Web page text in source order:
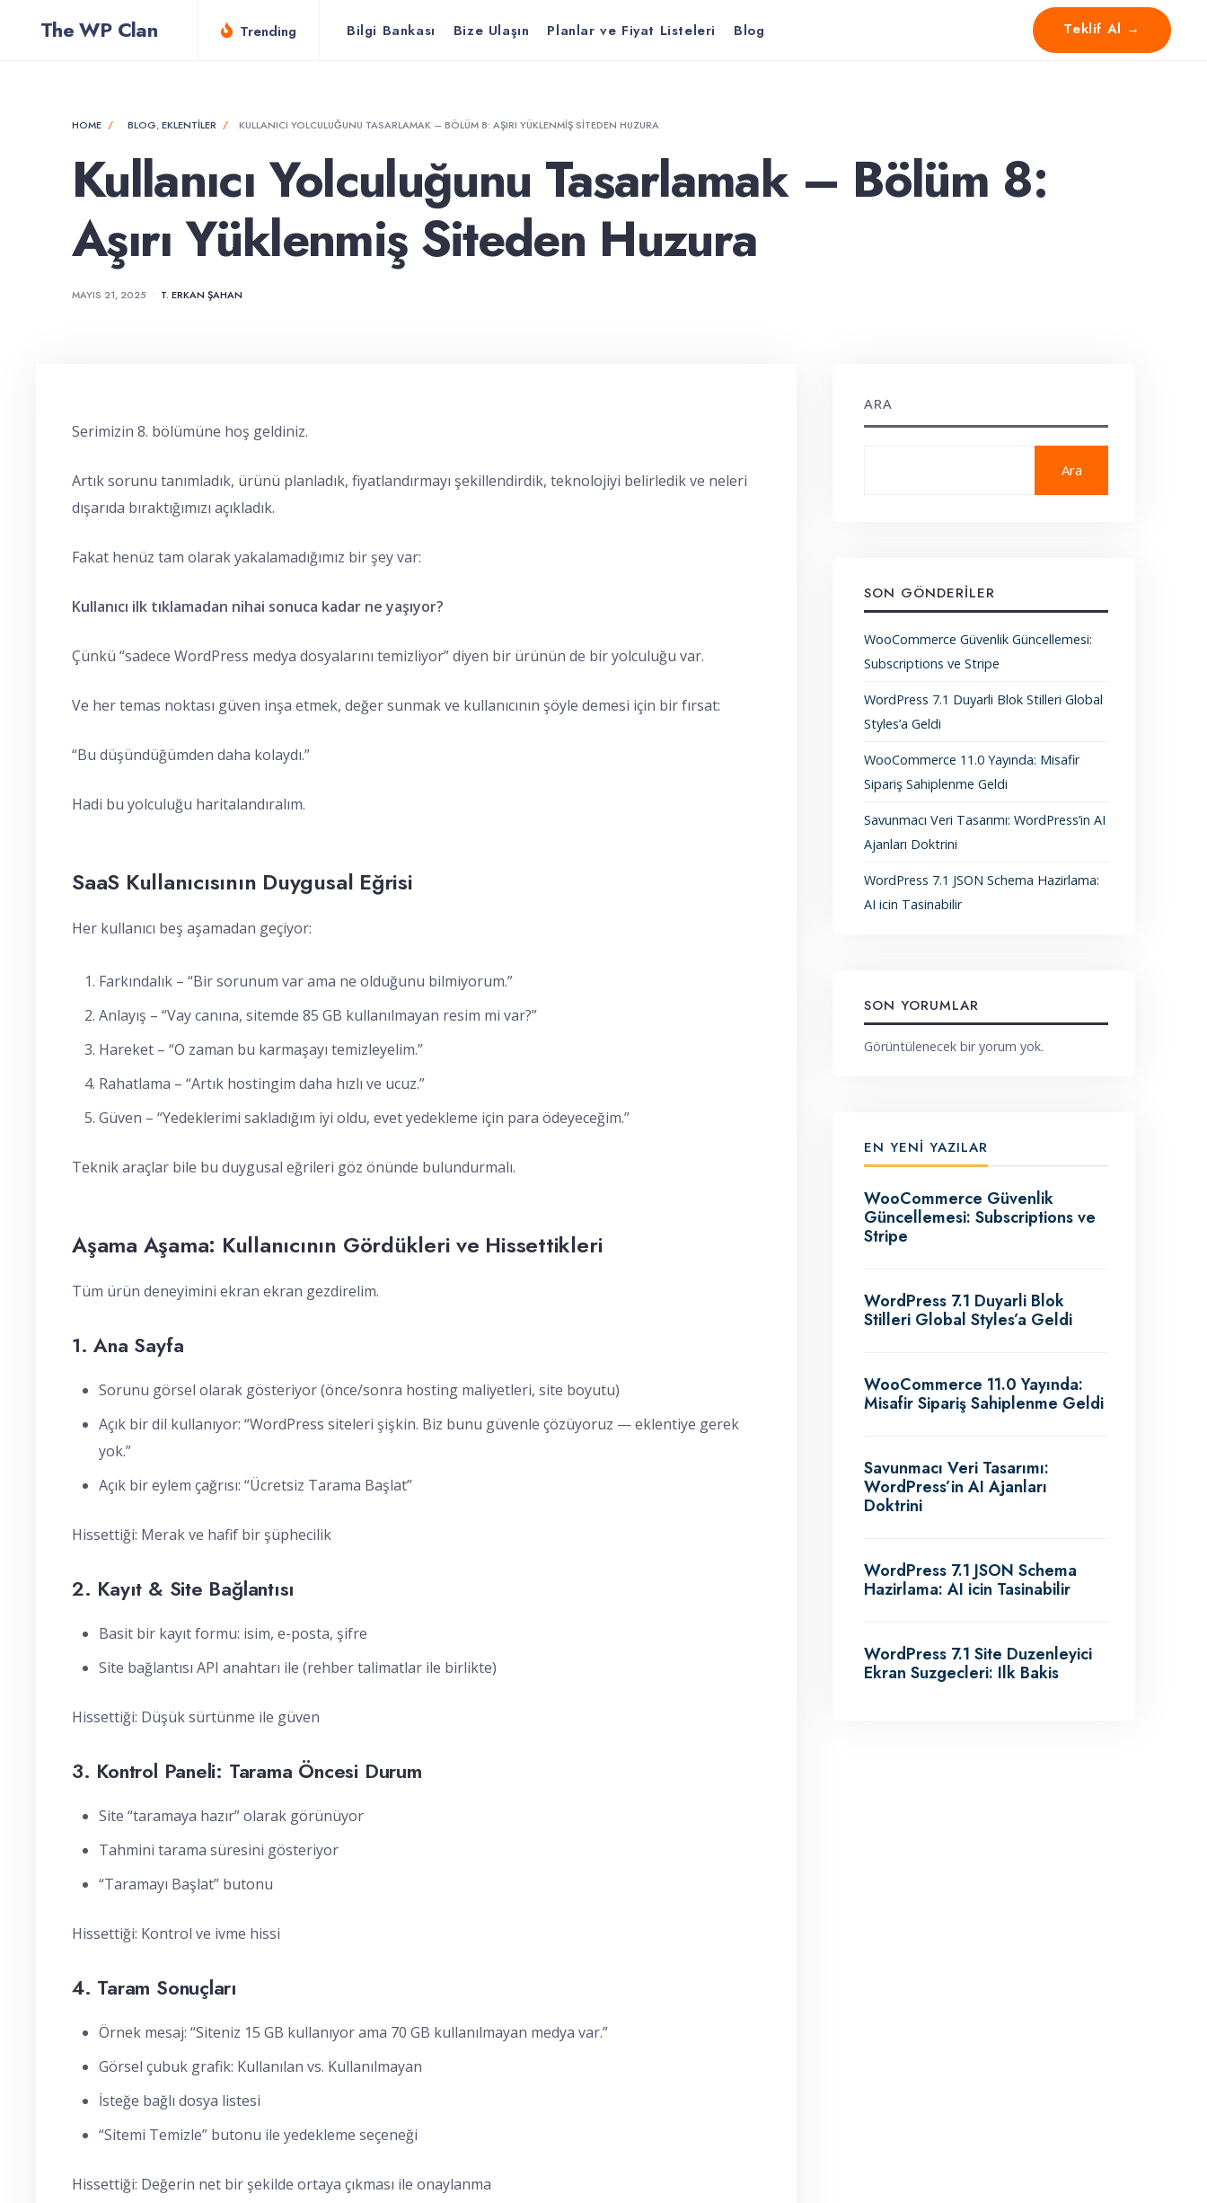
The WP Clan Trending Bilgi Bankası Bize Ulaşın Planlar ve Fiyat Listeleri Blog Teklif Al →
HOME BLOG,EKLENTILER KULLANICI YOLCULUĞUNU TASARLAMAK – BÖLÜM 8: AŞIRI YÜKLENMIŞ SITEDEN HUZURA
Kullanıcı Yolculuğunu Tasarlamak – Bölüm 8:
Aşırı Yüklenmiş Siteden Huzura
MAYIS 21, 2025 • T. ERKAN ŞAHAN
Serimizin 8. bölümüne hoş geldiniz.
Artık sorunu tanımladık, ürünü planladık, fiyatlandırmayı şekillendirdik, teknolojiyi belirledik ve neleri
dışarıda bıraktığımızı açıkladık.
Fakat henüz tam olarak yakalamadığımız bir şey var:
Kullanıcı ilk tıklamadan nihai sonuca kadar ne yaşıyor?
Çünkü “sadece WordPress medya dosyalarını temizliyor” diyen bir ürünün de bir yolculuğu var.
Ve her temas noktası güven inşa etmek, değer sunmak ve kullanıcının şöyle demesi için bir fırsat:
“Bu düşündüğümden daha kolaydı.”
Hadi bu yolculuğu haritalandıralım.
SaaS Kullanıcısının Duygusal Eğrisi
Her kullanıcı beş aşamadan geçiyor:
Farkındalık – “Bir sorunum var ama ne olduğunu bilmiyorum.”
Anlayış – “Vay canına, sitemde 85 GB kullanılmayan resim mi var?”
Hareket – “O zaman bu karmaşayı temizleyelim.”
Rahatlama – “Artık hostingim daha hızlı ve ucuz.”
Güven – “Yedeklerimi sakladığım iyi oldu, evet yedekleme için para ödeyeceğim.”
Teknik araçlar bile bu duygusal eğrileri göz önünde bulundurmalı.
Aşama Aşama: Kullanıcının Gördükleri ve Hissettikleri
Tüm ürün deneyimini ekran ekran gezdirelim.
1. Ana Sayfa
Sorunu görsel olarak gösteriyor (önce/sonra hosting maliyetleri, site boyutu)
Açık bir dil kullanıyor: “WordPress siteleri şişkin. Biz bunu güvenle çözüyoruz — eklentiye gerek
yok.”
Açık bir eylem çağrısı: “Ücretsiz Tarama Başlat”
Hissettiği: Merak ve hafif bir şüphecilik
2. Kayıt & Site Bağlantısı
Basit bir kayıt formu: isim, e-posta, şifre
Site bağlantısı API anahtarı ile (rehber talimatlar ile birlikte)
Hissettiği: Düşük sürtünme ile güven
3. Kontrol Paneli: Tarama Öncesi Durum
Site “taramaya hazır” olarak görünüyor
Tahmini tarama süresini gösteriyor
“Taramayı Başlat” butonu
Hissettiği: Kontrol ve ivme hissi
4. Taram Sonuçları
Örnek mesaj: “Siteniz 15 GB kullanıyor ama 70 GB kullanılmayan medya var.”
Görsel çubuk grafik: Kullanılan vs. Kullanılmayan
İsteğe bağlı dosya listesi
“Sitemi Temizle” butonu ile yedekleme seçeneği
Hissettiği: Değerin net bir şekilde ortaya çıkması ile onaylanma
ARA
Ara
SON GÖNDERILER
WooCommerce Güvenlik Güncellemesi:
Subscriptions ve Stripe
WordPress 7.1 Duyarli Blok Stilleri Global
Styles’a Geldi
WooCommerce 11.0 Yayında: Misafir
Sipariş Sahiplenme Geldi
Savunmacı Veri Tasarımı: WordPress’in AI
Ajanları Doktrini
WordPress 7.1 JSON Schema Hazirlama:
AI icin Tasinabilir
SON YORUMLAR
Görüntülenecek bir yorum yok.
EN YENI YAZILAR
WooCommerce Güvenlik
Güncellemesi: Subscriptions ve
Stripe
WordPress 7.1 Duyarli Blok
Stilleri Global Styles’a Geldi
WooCommerce 11.0 Yayında:
Misafir Sipariş Sahiplenme Geldi
Savunmacı Veri Tasarımı:
WordPress’in AI Ajanları
Doktrini
WordPress 7.1 JSON Schema
Hazirlama: AI icin Tasinabilir
WordPress 7.1 Site Duzenleyici
Ekran Suzgecleri: Ilk Bakis